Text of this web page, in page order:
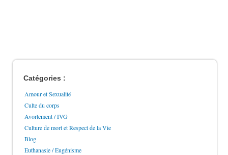
Catégories :
Amour et Sexualité
Culte du corps
Avortement / IVG
Culture de mort et Respect de la Vie
Blog
Euthanasie / Eugénisme